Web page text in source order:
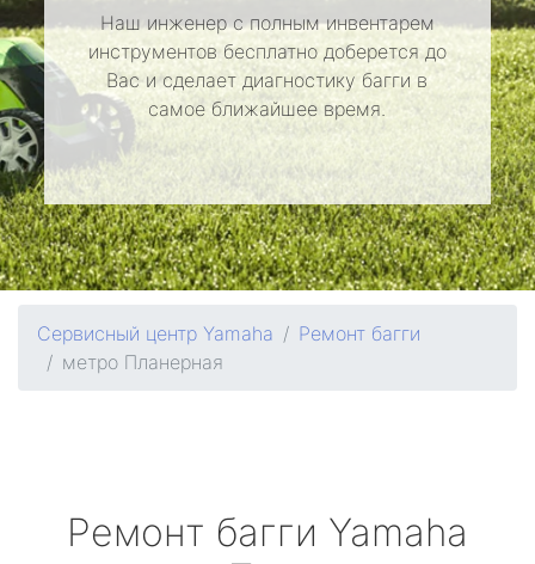
Наш инженер с полным инвентарем
инструментов бесплатно доберется до
Вас и сделает диагностику багги в
самое ближайшее время.
Сервисный центр Yamaha
Ремонт багги
метро Планерная
Ремонт багги Yamaha